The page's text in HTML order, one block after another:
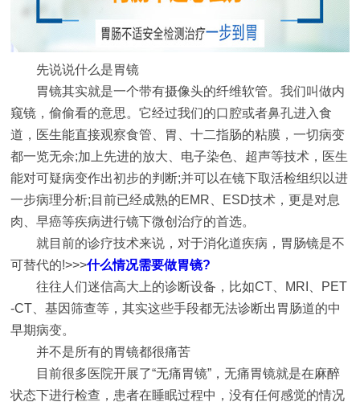
先说说什么是胃镜
胃镜其实就是一个带有摄像头的纤维软管。我们叫做内
窥镜，偷偷看的意思。它经过我们的口腔或者鼻孔进入食
道，医生能直接观察食管、胃、十二指肠的粘膜，一切病变
都一览无余;加上先进的放大、电子染色、超声等技术，医生
能对可疑病变作出初步的判断;并可以在镜下取活检组织以进
一步病理分析;目前已经成熟的EMR、ESD技术，更是对息
肉、早癌等疾病进行镜下微创治疗的首选。
就目前的诊疗技术来说，对于消化道疾病，胃肠镜是不
可替代的!>>>什么情况需要做胃镜?
往往人们迷信高大上的诊断设备，比如CT、MRI、PET
-CT、基因筛查等，其实这些手段都无法诊断出胃肠道的中
早期病变。
并不是所有的胃镜都很痛苦
目前很多医院开展了“无痛胃镜”，无痛胃镜就是在麻醉
状态下进行检查，患者在睡眠过程中，没有任何感觉的情况